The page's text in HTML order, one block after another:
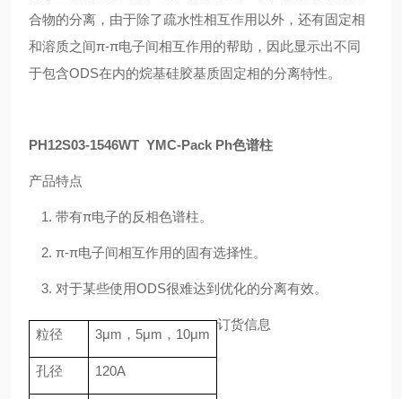
合物的分离，由于除了疏水性相互作用以外，还有固定相
和溶质之间π-π电子间相互作用的帮助，因此显示出不同
于包含ODS在内的烷基硅胶基质固定相的分离特性。
PH12S03-1546WT YMC-Pack Ph色谱柱
产品特点
1. 带有π电子的反相色谱柱。
2. π-π电子间相互作用的固有选择性。
3. 对于某些使用ODS很难达到优化的分离有效。
粒径 3μm ， 5μm ， 10μm
孔径 120A
订货信息